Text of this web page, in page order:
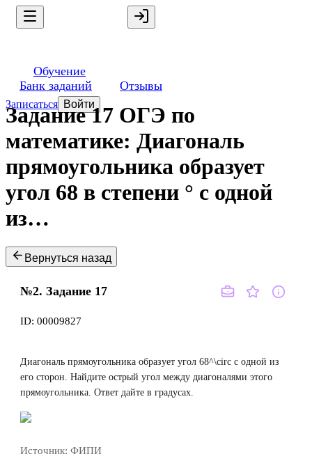
Обучение
Банк заданий
Отзывы
Записаться Войти
Задание 17 ОГЭ по
математике: Диагональ
прямоугольника образует
угол 68 в степени ° с одной
из…
Вернуться назад
№2. Задание 17
ID: 00009827
Диагональ прямоугольника образует угол 68^\circ с одной из
его сторон. Найдите острый угол между диагоналями этого
прямоугольника. Ответ дайте в градусах.
Источник: ФИПИ